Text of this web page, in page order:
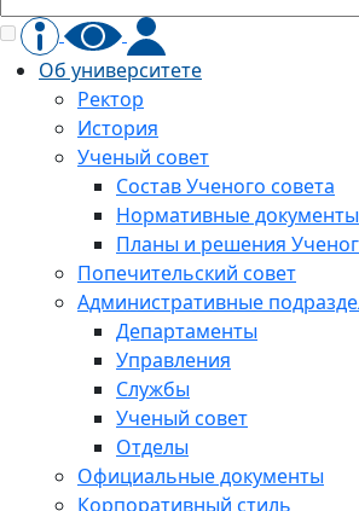
Об университете
Ректор
История
Ученый совет
Состав Ученого совета
Нормативные документы
Планы и решения
Попечительский совет
Административные
Департаменты
Управления
Службы
Ученый совет
Отделы
Официальные документы
Корпоративный стиль